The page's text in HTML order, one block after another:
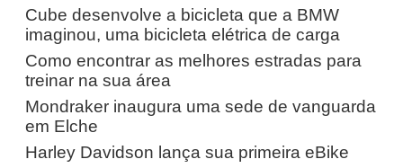
Cube desenvolve a bicicleta que a BMW
imaginou, uma bicicleta elétrica de carga
Como encontrar as melhores estradas para
treinar na sua área
Mondraker inaugura uma sede de vanguarda
em Elche
Harley Davidson lança sua primeira eBike